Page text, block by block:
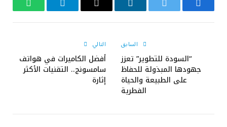
فيسبوك تويتر لينكدإن
البريد
تيلقرام واتساب
السابق
“السودة للتطوير” تعزز
جهودها المبذولة للحفاظ
على الطبيعة والحياة
الفطرية
التالي
أفضل الكاميرات في هواتف
سامسونج.. التقنيات الأكثر
إثارة